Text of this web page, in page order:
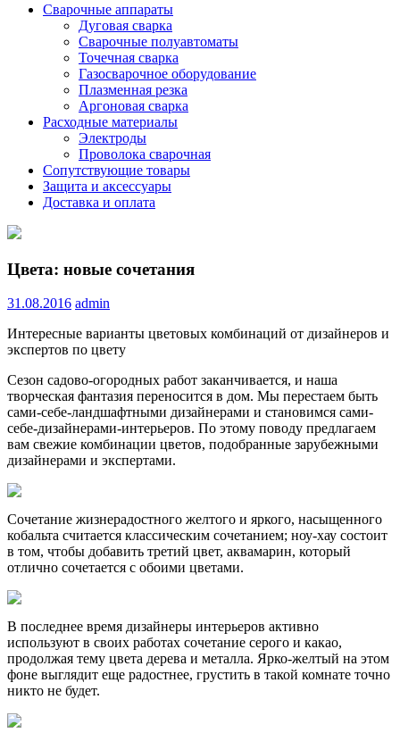
Сварочные аппараты
Дуговая сварка
Сварочные полуавтоматы
Точечная сварка
Газосварочное оборудование
Плазменная резка
Аргоновая сварка
Расходные материалы
Электроды
Проволока сварочная
Сопутствующие товары
Защита и аксессуары
Доставка и оплата
Цвета: новые сочетания
31.08.2016 admin
Интересные варианты цветовых комбинаций от дизайнеров и
экспертов по цвету
Сезон садово-огородных работ заканчивается, и наша
творческая фантазия переносится в дом. Мы перестаем быть
сами-себе-ландшафтными дизайнерами и становимся сами-
себе-дизайнерами-интерьеров. По этому поводу предлагаем
вам свежие комбинации цветов, подобранные зарубежными
дизайнерами и экспертами.
Сочетание жизнерадостного желтого и яркого, насыщенного
кобальта считается классическим сочетанием; ноу-хау состоит
в том, чтобы добавить третий цвет, аквамарин, который
отлично сочетается с обоими цветами.
В последнее время дизайнеры интерьеров активно
используют в своих работах сочетание серого и какао,
продолжая тему цвета дерева и металла. Ярко-желтый на этом
фоне выглядит еще радостнее, грустить в такой комнате точно
никто не будет.